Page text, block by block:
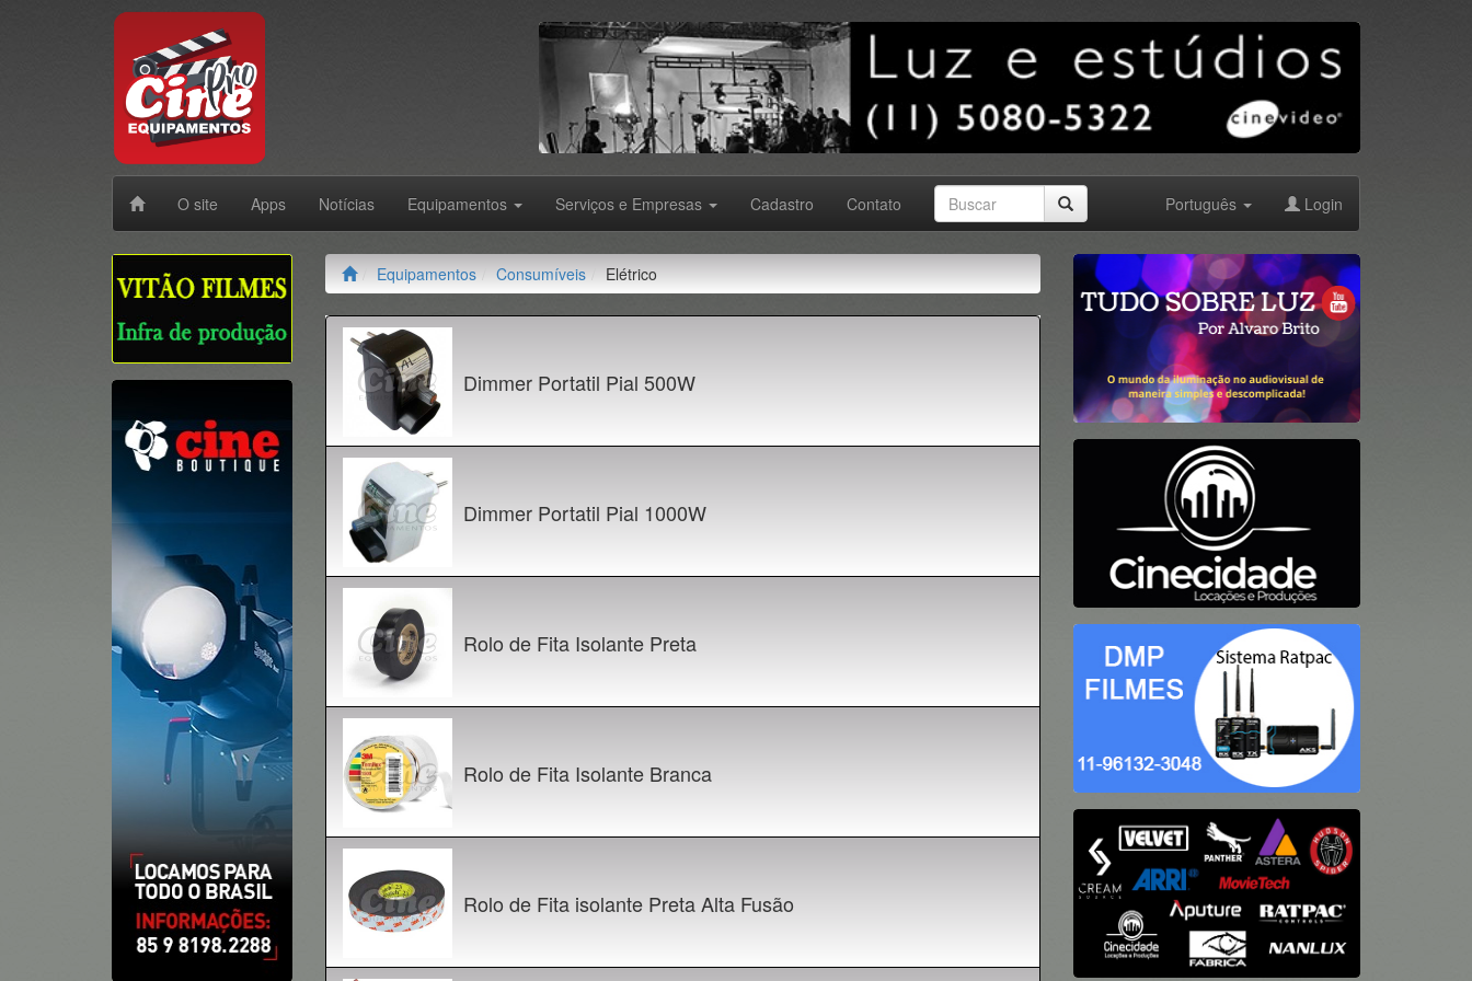
O site Apps Notícias Equipamentos Serviços e Empresas Cadastro Contato Português Login
Equipamentos Consumíveis Elétrico
Dimmer Portatil Pial 500W
Dimmer Portatil Pial 1000W
Rolo de Fita Isolante Preta
Rolo de Fita Isolante Branca
Rolo de Fita isolante Preta Alta Fusão